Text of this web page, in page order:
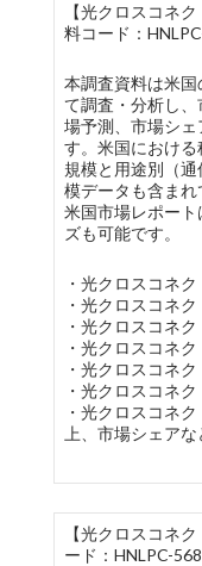
【光クロスコネ
料コード：
本調査資料は米
て調査・分析し
場予測、市場シ
す。米国におけ
規模と用途別（
模データも含ま
米国市場レポー
ズも可能です。
・光クロスコネ
・光クロスコネ
・光クロスコネ
・光クロスコネ
・光クロスコネ
・光クロスコネ
・光クロスコネ
上、市場シェアな
【光クロスコネ
ード：HNLPC-